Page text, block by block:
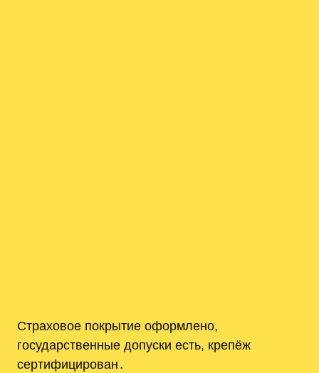
Страховое покрытие оформлено,
государственные допуски есть, крепёж
сертифицирован․